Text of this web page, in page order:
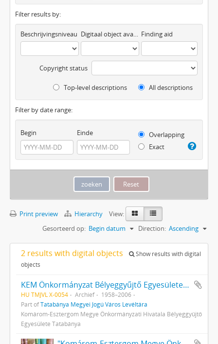
Filter results by:
Beschrijvingsniveau Digitaal object available Finding aid
Copyright status
Top-level descriptions All descriptions
Filter by date range:
Begin Einde
Overlapping
Exact
Print preview Hierarchy
View:
Gesorteerd op: Begin datum Direction: Ascending
2 results with digital objects
Show results with digital
objects
KEM Önkormányzat Bélyeggyűjtő Egyesülete, Tatabánya
HU TMJVL X-0054 Archief
1958–2006
Part ofTatabánya Megyei Jogú Város Levéltára
Komárom-Esztergom Megye Önkormányzati Hivatala Bélyeggyűjtő
Egyesülete Tatabánya